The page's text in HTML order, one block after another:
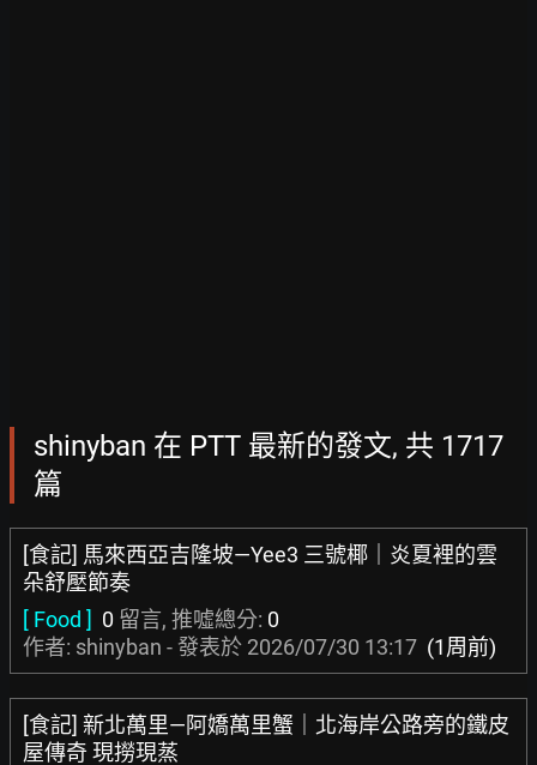
shinyban 在 PTT 最新的發文, 共 1717
篇
[食記] 馬來西亞吉隆坡—Yee3 三號椰｜炎夏裡的雲
朵舒壓節奏
[ Food ] 0 留言, 推噓總分: 0
作者: shinyban - 發表於 2026/07/30 13:17 (1周前)
[食記] 新北萬里—阿嬌萬里蟹｜北海岸公路旁的鐵皮
屋傳奇 現撈現蒸